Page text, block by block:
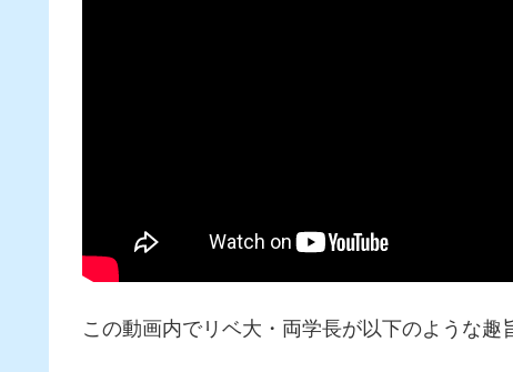
この動画内でリベ大・両学長が以下のような趣